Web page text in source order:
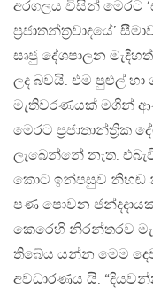
අරගලය විසින් මෙරට
ප්‍රජාතන්ත්‍රවාදයේ’
සෘජු දේශපාලන
ලද බවයි. එම පුළුල්
මැතිවරණයක් මගින්
මෙරට ප්‍රජාතාන්ත්‍රික
ලැබෙන්නේ නැත.
කොට ඉන්පසුව නිහඬ
පණ පොවන
කෙරෙහි නිරන්තරව
තිබේය යන්න මෙම
අවධාරණය යි.